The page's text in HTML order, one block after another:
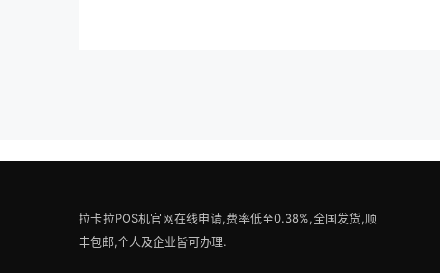
拉卡拉POS机官网在线申请,费率低至0.38%,全国发货,顺
丰包邮,个人及企业皆可办理.